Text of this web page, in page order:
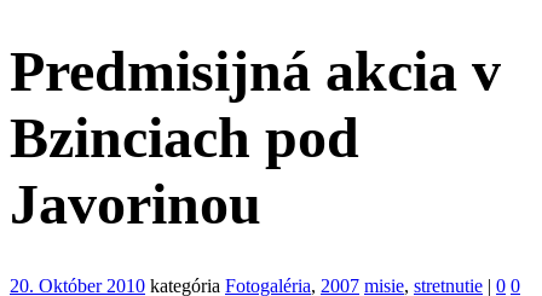
Predmisijná akcia v
Bzinciach pod
Javorinou
20. Október 2010 kategória Fotogaléria, 2007 misie, stretnutie | 0 0